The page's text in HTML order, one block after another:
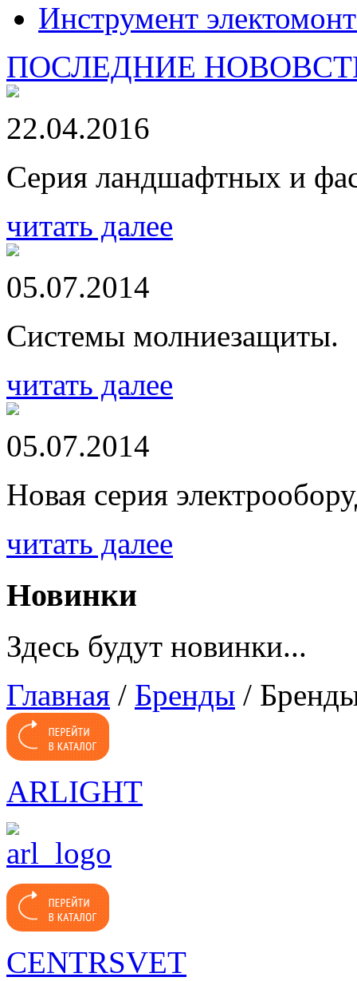
Инструмент
ПОСЛЕДНИЕ
22.04.2016
Серия ландшафтных и
читать далее
05.07.2014
Системы молниезащиты.
читать далее
05.07.2014
Новая серия
читать далее
Новинки
Здесь будут новинки...
Главная / Бренды /
ARLIGHT
CENTRSVET